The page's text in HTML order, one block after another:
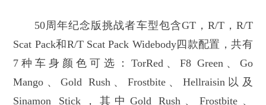
50周年纪念版挑战者车型包含GT，R/T，R/T
Scat Pack和R/T Scat Pack Widebody四款配置，共有
7种车身颜色可选：TorRed、F8 Green、Go
Mango、Gold Rush、Frostbite、Hellraisin以及
Sinamon Stick，其中Gold Rush、Frostbite、